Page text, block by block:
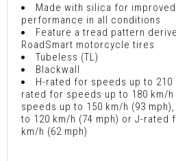
Made with silica for
performance in all conditions
Feature a tread pattern
RoadSmart motorcycle tires
Tubeless (TL)
Blackwall
H-rated for speeds up to 210
rated for speeds up to 180 km/
speeds up to 150 km/h (93
to 120 km/h (74 mph) or J-rated
km/h (62 mph)